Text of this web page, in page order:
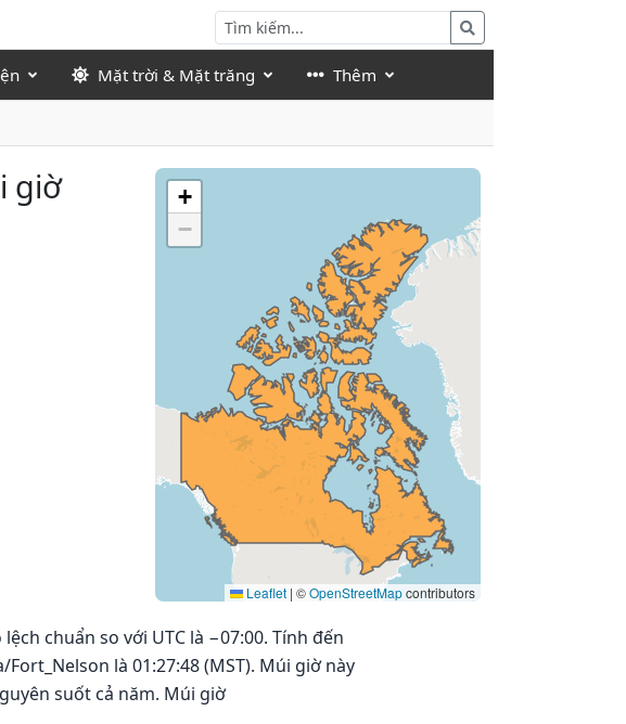
Mặt trời & Mặt trăng Thêm
giờ
+
−
Leaflet | ©OpenStreetMapcontributors
chuẩn so với UTC là −07:00. Tính đến
là 01:27:48 (MST). Múi giờ này
suốt cả năm. Múi giờ